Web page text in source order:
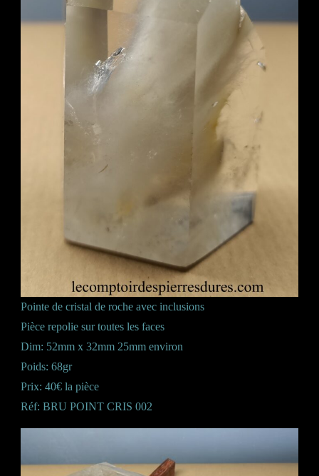
Pointe de cristal de roche avec inclusions
Pièce repolie sur toutes les faces
Dim: 52mm x 32mm 25mm environ
Poids: 68gr
Prix: 40€ la pièce
Réf: BRU POINT CRIS 002